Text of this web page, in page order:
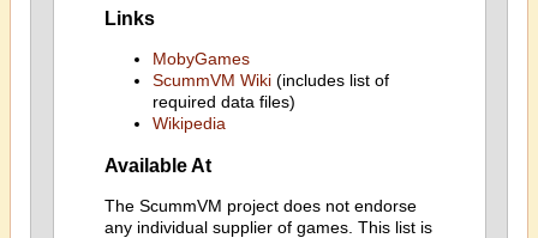
Links
MobyGames
ScummVM Wiki(includes list of
required data files)
Wikipedia
Available At
The ScummVM project does not endorse
any individual supplier of games. This list is